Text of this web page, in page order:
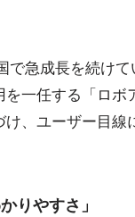
で急成長を続け
一任する「ロ
、ユーザー目
りやすさ」